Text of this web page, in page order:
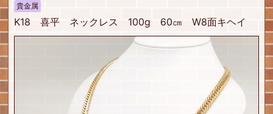
貴金属
K18 喜平 ネックレス 100g 60㎝ W8面キヘイ